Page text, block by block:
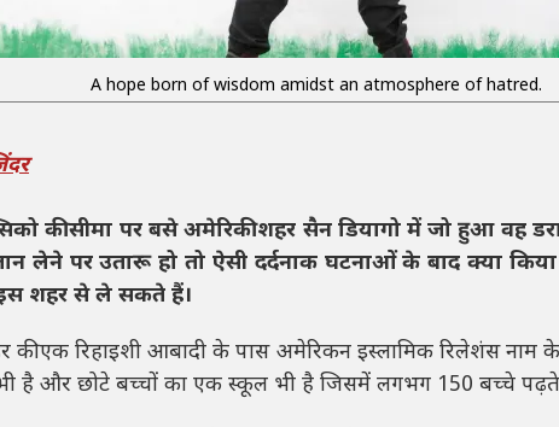
A hope born of wisdom amidst an atmosphere of hatred.
की सीमा पर बसे अमेरिकी शहर सैन डियागो में जो हुआ वह
लेने पर उतारू हो तो ऐसी दर्दनाक घटनाओं के बाद क्या
शहर से ले सकते हैं।
की एक रिहाइशी आबादी के पास अमेरिकन इस्लामिक रिलेशंस नाम
है और छोटे बच्चों का एक स्कूल भी है जिसमें लगभग 150 बच्चे